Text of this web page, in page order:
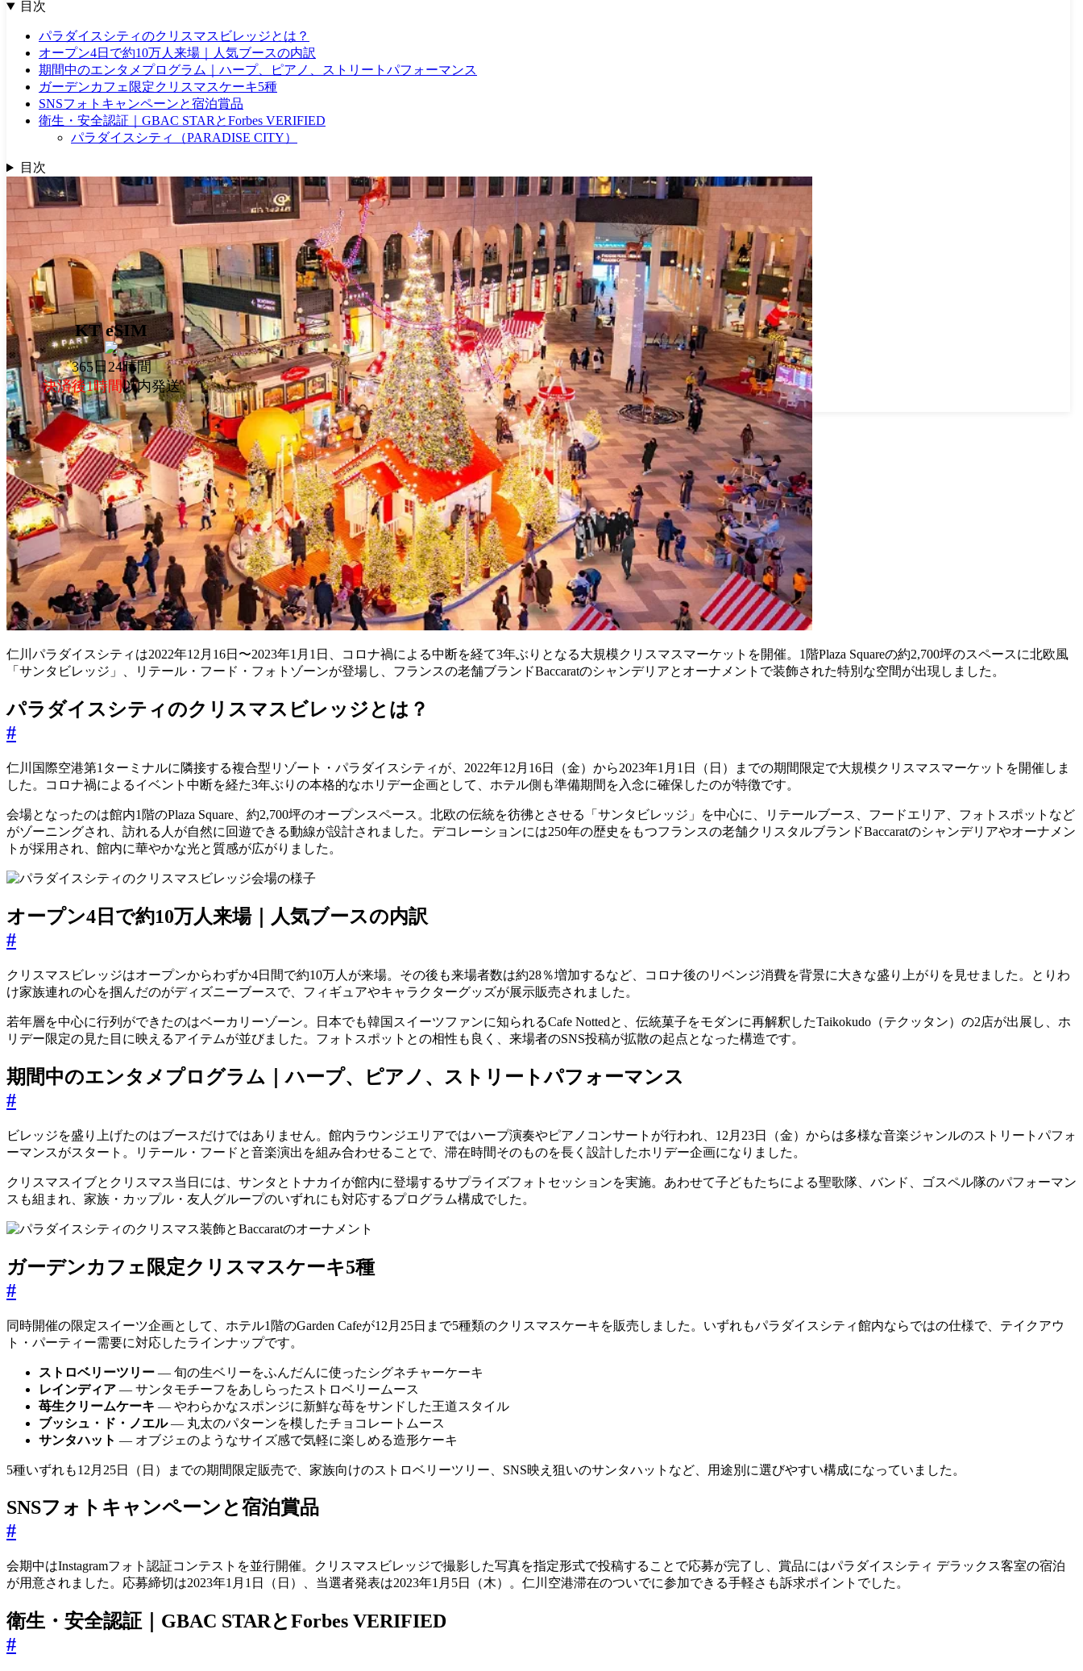
KT eSIM
365日24時間
決済後1時間以内発送
目次
パラダイスシティのクリスマスビレッジとは？
オープン4日で約10万人来場｜人気ブースの内訳
期間中のエンタメプログラム｜ハープ、ピアノ、ストリートパフォーマンス
ガーデンカフェ限定クリスマスケーキ5種
SNSフォトキャンペーンと宿泊賞品
衛生・安全認証｜GBAC STARとForbes VERIFIED
パラダイスシティ（PARADISE CITY）
目次
仁川パラダイスシティは2022年12月16日〜2023年1月1日、コロナ禍による中断を経て3年ぶりとなる大規模クリスマスマーケットを開催。1階Plaza Squareの約2,700坪のスペースに北欧風
「サンタビレッジ」、リテール・フード・フォトゾーンが登場し、フランスの老舗ブランドBaccaratのシャンデリアとオーナメントで装飾された特別な空間が出現しました。
パラダイスシティのクリスマスビレッジとは？
#
仁川国際空港第1ターミナルに隣接する複合型リゾート・パラダイスシティが、2022年12月16日（金）から2023年1月1日（日）までの期間限定で大規模クリスマスマーケットを開催しま
した。コロナ禍によるイベント中断を経た3年ぶりの本格的なホリデー企画として、ホテル側も準備期間を入念に確保したのが特徴です。
会場となったのは館内1階のPlaza Square、約2,700坪のオープンスペース。北欧の伝統を彷彿とさせる「サンタビレッジ」を中心に、リテールブース、フードエリア、フォトスポットなど
がゾーニングされ、訪れる人が自然に回遊できる動線が設計されました。デコレーションには250年の歴史をもつフランスの老舗クリスタルブランドBaccaratのシャンデリアやオーナメン
トが採用され、館内に華やかな光と質感が広がりました。
オープン4日で約10万人来場｜人気ブースの内訳
#
クリスマスビレッジはオープンからわずか4日間で約10万人が来場。その後も来場者数は約28％増加するなど、コロナ後のリベンジ消費を背景に大きな盛り上がりを見せました。とりわ
け家族連れの心を掴んだのがディズニーブースで、フィギュアやキャラクターグッズが展示販売されました。
若年層を中心に行列ができたのはベーカリーゾーン。日本でも韓国スイーツファンに知られるCafe Nottedと、伝統菓子をモダンに再解釈したTaikokudo（テクッタン）の2店が出展し、ホ
リデー限定の見た目に映えるアイテムが並びました。フォトスポットとの相性も良く、来場者のSNS投稿が拡散の起点となった構造です。
期間中のエンタメプログラム｜ハープ、ピアノ、ストリートパフォーマンス
#
ビレッジを盛り上げたのはブースだけではありません。館内ラウンジエリアではハープ演奏やピアノコンサートが行われ、12月23日（金）からは多様な音楽ジャンルのストリートパフォ
ーマンスがスタート。リテール・フードと音楽演出を組み合わせることで、滞在時間そのものを長く設計したホリデー企画になりました。
クリスマスイブとクリスマス当日には、サンタとトナカイが館内に登場するサプライズフォトセッションを実施。あわせて子どもたちによる聖歌隊、バンド、ゴスペル隊のパフォーマン
スも組まれ、家族・カップル・友人グループのいずれにも対応するプログラム構成でした。
ガーデンカフェ限定クリスマスケーキ5種
#
同時開催の限定スイーツ企画として、ホテル1階のGarden Cafeが12月25日まで5種類のクリスマスケーキを販売しました。いずれもパラダイスシティ館内ならではの仕様で、テイクアウ
ト・パーティー需要に対応したラインナップです。
ストロベリーツリー — 旬の生ベリーをふんだんに使ったシグネチャーケーキ
レインディア — サンタモチーフをあしらったストロベリームース
苺生クリームケーキ — やわらかなスポンジに新鮮な苺をサンドした王道スタイル
ブッシュ・ド・ノエル— 丸太のパターンを模したチョコレートムース
サンタハット — オブジェのようなサイズ感で気軽に楽しめる造形ケーキ
5種いずれも12月25日（日）までの期間限定販売で、家族向けのストロベリーツリー、SNS映え狙いのサンタハットなど、用途別に選びやすい構成になっていました。
SNSフォトキャンペーンと宿泊賞品
#
会期中はInstagramフォト認証コンテストを並行開催。クリスマスビレッジで撮影した写真を指定形式で投稿することで応募が完了し、賞品にはパラダイスシティ デラックス客室の宿泊
が用意されました。応募締切は2023年1月1日（日）、当選者発表は2023年1月5日（木）。仁川空港滞在のついでに参加できる手軽さも訴求ポイントでした。
衛生・安全認証｜GBAC STARとForbes VERIFIED
#